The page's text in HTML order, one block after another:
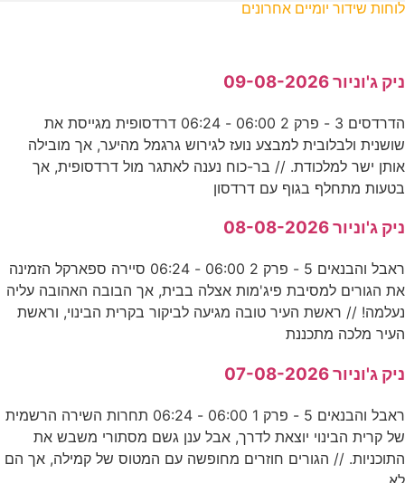
לוחות שידור יומיים אחרונים
ניק ג'וניור 09-08-2026
הדרדסים 3 - פרק 2 06:00 - 06:24 דרדסופית מגייסת את
שושנית ולבלובית למבצע נועז לגירוש גרגמל מהיער, אך מובילה
אותן ישר למלכודת. // בר-כוח נענה לאתגר מול דרדסופית, אך
בטעות מתחלף בגוף עם דרדסון
ניק ג'וניור 08-08-2026
ראבל והבנאים 5 - פרק 2 06:00 - 06:24 סיירה ספארקל הזמינה
את הגורים למסיבת פיג'מות אצלה בבית, אך הבובה האהובה עליה
נעלמה! // ראשת העיר טובה מגיעה לביקור בקרית הבינוי, וראשת
העיר מלכה מתכננת
ניק ג'וניור 07-08-2026
ראבל והבנאים 5 - פרק 1 06:00 - 06:24 תחרות השירה הרשמית
של קרית הבינוי יוצאת לדרך, אבל ענן גשם מסתורי משבש את
התוכניות. // הגורים חוזרים מחופשה עם המטוס של קמילה, אך הם